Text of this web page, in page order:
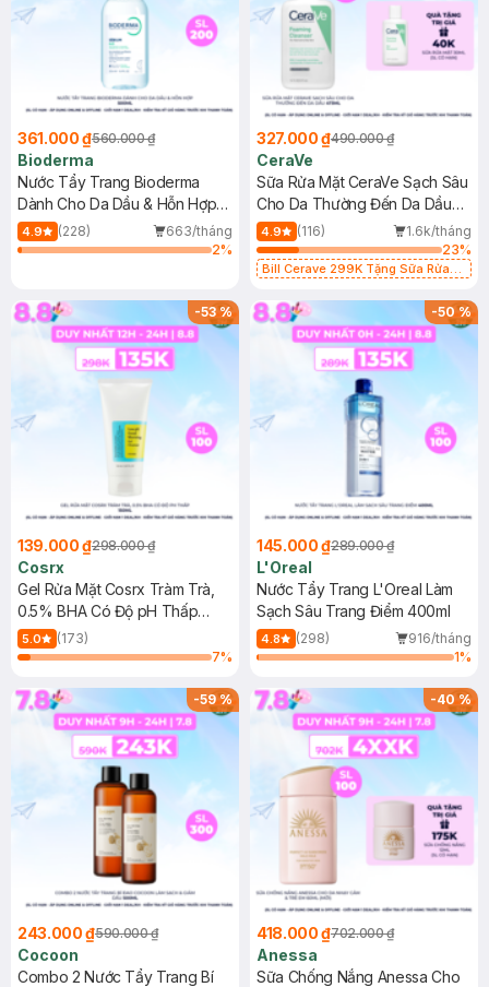
361.000 ₫560.000 ₫
Bioderma
Nước Tẩy Trang Bioderma
Dành Cho Da Dầu & Hỗn Hợp
500ml
4.9 (228)
663/tháng
2%
327.000 ₫490.000 ₫
CeraVe
Sữa Rửa Mặt CeraVe Sạch Sâu
Cho Da Thường Đến Da Dầu
473ml
4.9 (116)
1.6k/tháng
23%
Bill Cerave 299K Tặng Sữa Rửa
-53%
139.000 ₫298.000 ₫
Cosrx
Gel Rửa Mặt Cosrx Tràm Trà,
0.5% BHA Có Độ pH Thấp
150ml
5.0
(173)
7%
-50%
145.000 ₫289.000 ₫
L'Oreal
Nước Tẩy Trang L'Oreal Làm
Sạch Sâu Trang Điểm 400ml
4.8 (298)
916/tháng
1%
-59%
243.000 ₫590.000 ₫
Cocoon
Combo 2 Nước Tẩy Trang Bí
-40%
418.000 ₫702.000 ₫
Anessa
Sữa Chống Nắng Anessa Cho